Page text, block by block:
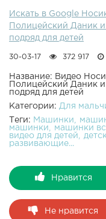
делится этим
детский канал
видео про
КАНАЛЫ ДЛЯ
Игрушек Мы в
Искать в Google
Полицейский Даник
подряд для детей
30-03-17 372 917
Название: Видео
Полицейский Даник
подряд для детей
Категории: Для
Теги:
Машинки
машинки
машинки
видео для детей
развивающие...
Нравится
Не нравится